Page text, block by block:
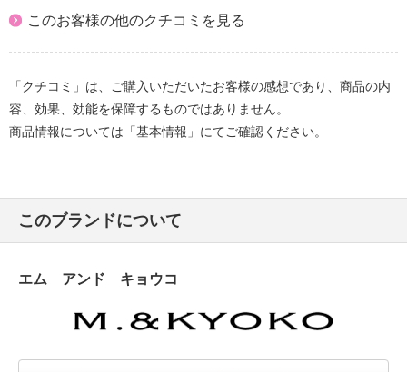
このお客様の他のクチコミを見る
「クチコミ」は、ご購入いただいたお客様の感想であり、商品の内
容、効果、効能を保障するものではありません。
商品情報については「基本情報」にてご確認ください。
このブランドについて
エム アンド キョウコ